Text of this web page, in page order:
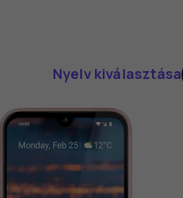
Nyelv kiválasztása